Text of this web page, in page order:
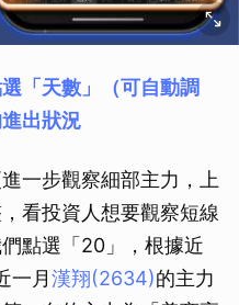
「天數」（可自動調
出狀況
進一步觀察細部主力，上
看投資人想要觀察短線
點選「20」，根據近
一月漢翔(2634)的主力